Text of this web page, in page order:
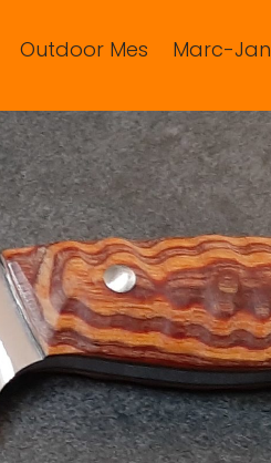
Outdoor Mes Marc-Jan